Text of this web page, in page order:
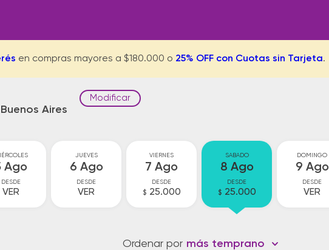
en compras mayores a $180.000 o 25% OFF con Cuotas sin Tarjeta.
Aires
Modificar
Ago
DESDE
VER
JUEVES
6 Ago
DESDE
VER
VIERNES
7 Ago
DESDE
$ 25.000
SABADO
8 Ago
DESDE
$ 25.000
DOMINGO
9 Ago
DESDE
VER
Ordenar por más temprano